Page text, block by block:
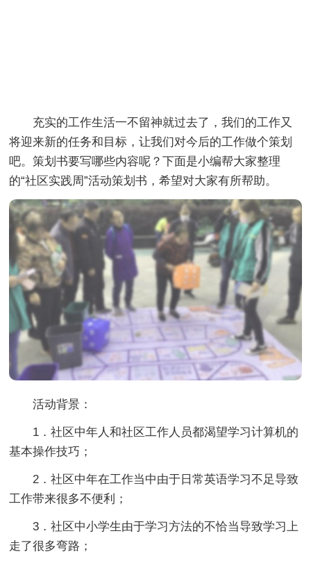
充实的工作生活一不留神就过去了，我们的工作又
将迎来新的任务和目标，让我们对今后的工作做个策划
吧。策划书要写哪些内容呢？下面是小编帮大家整理
的“社区实践周”活动策划书，希望对大家有所帮助。
活动背景：
1．社区中年人和社区工作人员都渴望学习计算机的
基本操作技巧；
2．社区中年在工作当中由于日常英语学习不足导致
工作带来很多不便利；
3．社区中小学生由于学习方法的不恰当导致学习上
走了很多弯路；